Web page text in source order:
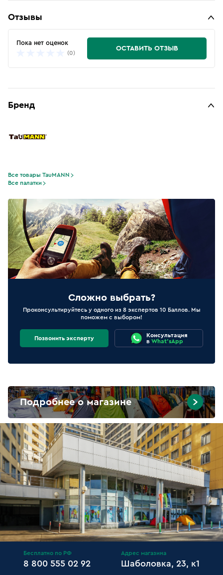
Отзывы
Пока нет оценок
(0)
ОСТАВИТЬ ОТЗЫВ
Бренд
Все товары TauMANN
Все палатки
Сложно выбрать?
Проконсультируйтесь у одного из 8 экспертов 10 Баллов. Мы
поможем с выбором!
Позвонить эксперту
Консультация
в What'sApp
Подробнее о магазине
Бесплатно по РФ
8 800 555 02 92
Адрес магазина
Шаболовка, 23, к1